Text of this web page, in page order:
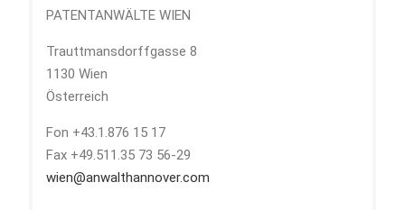
PATENTANWÄLTE WIEN
Trauttmansdorffgasse 8
1130 Wien
Österreich
Fon +43.1.876 15 17
Fax +49.511.35 73 56-29
wien@anwalthannover.com